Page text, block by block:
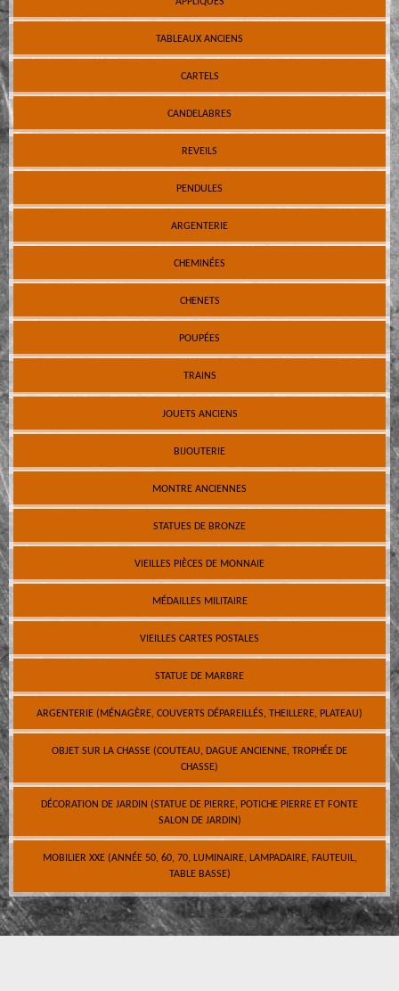
TABLEAUX ANCIENS
CARTELS
CANDELABRES
REVEILS
PENDULES
ARGENTERIE
CHEMINÉES
CHENETS
POUPÉES
TRAINS
JOUETS ANCIENS
BIJOUTERIE
MONTRE ANCIENNES
STATUES DE BRONZE
VIEILLES PIÈCES DE MONNAIE
MÉDAILLES MILITAIRE
VIEILLES CARTES POSTALES
STATUE DE MARBRE
ARGENTERIE (MÉNAGÈRE, COUVERTS DÉPAREILLÉS, THEILLERE, PLATEAU)
OBJET SUR LA CHASSE (COUTEAU, DAGUE ANCIENNE, TROPHÉE DE
CHASSE)
DÉCORATION DE JARDIN (STATUE DE PIERRE, POTICHE PIERRE ET FONTE
SALON DE JARDIN)
MOBILIER XXE (ANNÉE 50, 60, 70, LUMINAIRE, LAMPADAIRE, FAUTEUIL,
TABLE BASSE)